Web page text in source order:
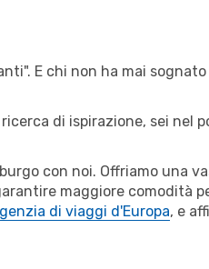
E chi non ha mai
di ispirazione, sei nel
con noi. Offriamo una
maggiore comodità
di viaggi d'Europa, e